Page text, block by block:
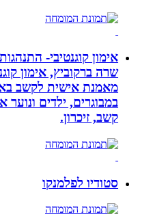
אימון קוגנטיבי- התנהגותי
שרה ברקוביץ, אימון
מאמנת אישית לקשב
במבוגרים, ילדים ונוער
קשב, זיכרון.
סטודיו לפלמנקו